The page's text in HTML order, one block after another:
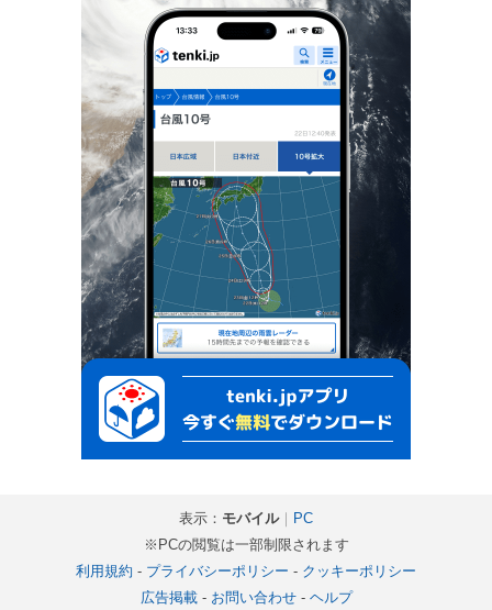
表示： モバイル｜ PC
※PCの閲覧は一部制限されます
利用規約 - プライバシーポリシー - クッキーポリシー
広告掲載- お問い合わせ- ヘルプ